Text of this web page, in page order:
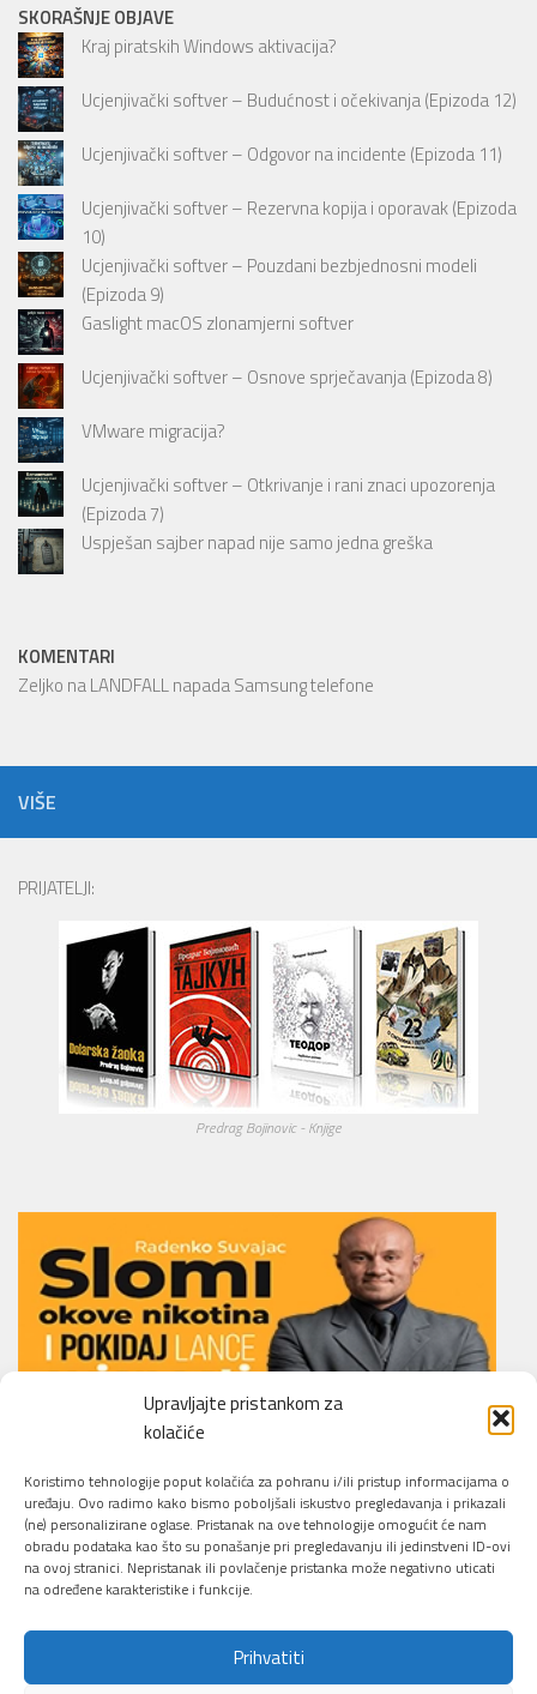
Upravljajte pristankom za
kolačiće
Koristimo tehnologije poput kolačića za pohranu i/ili pristup informacijama o
uređaju. Ovo radimo kako bismo poboljšali iskustvo pregledavanja i prikazali
(ne) personalizirane oglase. Pristanak na ove tehnologije omogućit će nam
obradu podataka kao što su ponašanje pri pregledavanju ili jedinstveni ID-ovi
na ovoj stranici. Nepristanak ili povlačenje pristanka može negativno uticati
na određene karakteristike i funkcije.
Prihvatiti
SKORAŠNJE OBJAVE
Kraj piratskih Windows aktivacija?
Ucjenjivački softver – Budućnost i očekivanja (Epizoda 12)
Ucjenjivački softver – Odgovor na incidente (Epizoda 11)
Ucjenjivački softver – Rezervna kopija i oporavak (Epizoda
10)
Ucjenjivački softver – Pouzdani bezbjednosni modeli
(Epizoda 9)
Gaslight macOS zlonamjerni softver
Ucjenjivački softver – Osnove sprječavanja (Epizoda 8)
VMware migracija?
Ucjenjivački softver – Otkrivanje i rani znaci upozorenja
(Epizoda 7)
Uspješan sajber napad nije samo jedna greška
KOMENTARI
Zeljko naLANDFALL napada Samsung telefone
VIŠE
PRIJATELJI:
Predrag Bojinovic - Knjige
Li.O.N.S. Smoking Cessation Method